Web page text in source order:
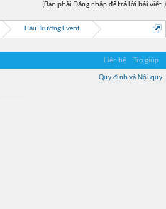
(Bạn phải Đăng nhập để trả lời bài viết.)
Hậu Trường Event
Liên hệ Trợ giúp
Quy định và Nội quy